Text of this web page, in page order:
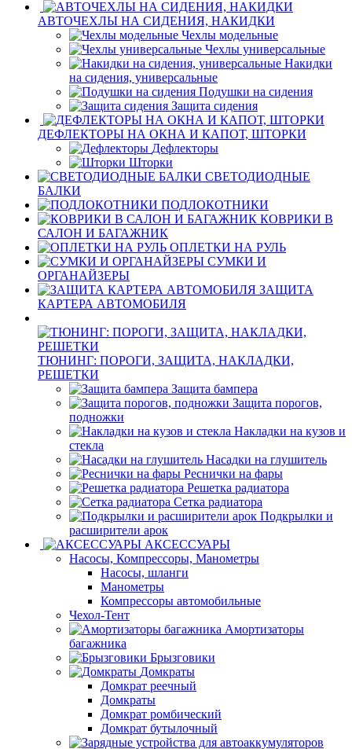
АВТОЧЕХЛЫ НА СИДЕНИЯ, НАКИДКИ
Чехлы модельные
Чехлы универсальные
Накидки
на сидения, универсальные
Подушки на сидения
Защита сидения
ДЕФЛЕКТОРЫ НА ОКНА И КАПОТ, ШТОРКИ
Дефлекторы
Шторки
СВЕТОДИОДНЫЕ
БАЛКИ
ПОДЛОКОТНИКИ
КОВРИКИ В
САЛОН И БАГАЖНИК
ОПЛЕТКИ НА РУЛЬ
СУМКИ И
ОРГАНАЙЗЕРЫ
ЗАЩИТА
КАРТЕРА АВТОМОБИЛЯ
ТЮНИНГ: ПОРОГИ, ЗАЩИТА, НАКЛАДКИ,
РЕШЕТКИ
Защита бампера
Защита порогов,
подножки
Накладки на кузов и
стекла
Насадки на глушитель
Реснички на фары
Решетка радиатора
Сетка радиатора
Подкрылки и
расширители арок
АКСЕССУАРЫ
Насосы, Компрессоры, Манометры
Насосы, шланги
Манометры
Компрессоры автомобильные
Чехол-Тент
Амортизаторы
багажника
Брызговики
Домкраты
Домкрат реечный
Домкраты
Домкрат ромбический
Домкрат бутылочный